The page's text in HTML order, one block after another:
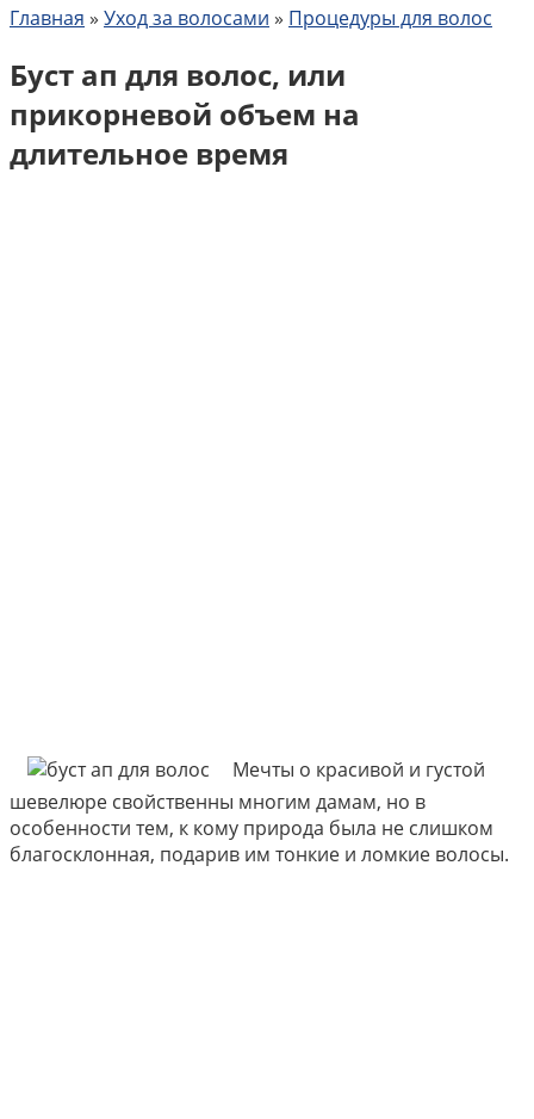
Главная » Уход за волосами » Процедуры для волос
Буст ап для волос, или
прикорневой объем на
длительное время
Мечты о красивой и густой
шевелюре свойственны многим дамам, но в
особенности тем, к кому природа была не слишком
благосклонная, подарив им тонкие и ломкие волосы.